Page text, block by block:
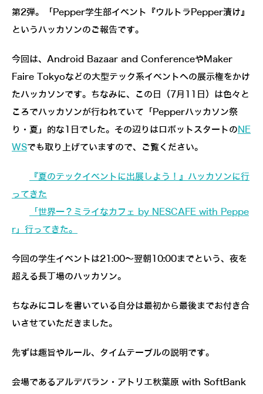
第2弾。「Pepper学生部イベント『ウルトラPepper漬け』
というハッカソンのご報告です。
今回は、Android Bazaar and ConferenceやMaker
Faire Tokyoなどの大型テック系イベントへの展示権をかけ
たハッカソンです。ちなみに、この日（7月11日）は色々と
ころでハッカソンが行われていて「Pepperハッカソン祭
り・夏」的な1日でした。その辺りはロボットスタートのNE
WSでも取り上げていますので、ご覧ください。
『夏のテックイベントに出展しよう！』ハッカソンに行
ってきた
「世界一？ミライなカフェ by NESCAFE with Peppe
r」行ってきた。
今回の学生イベントは21:00～翌朝10:00までという、夜を
超える長丁場のハッカソン。
ちなみにコレを書いている自分は最初から最後までお付き合
いさせていただきました。
先ずは趣旨やルール、タイムテーブルの説明です。
会場であるアルデバラン・アトリエ秋葉原 with SoftBank